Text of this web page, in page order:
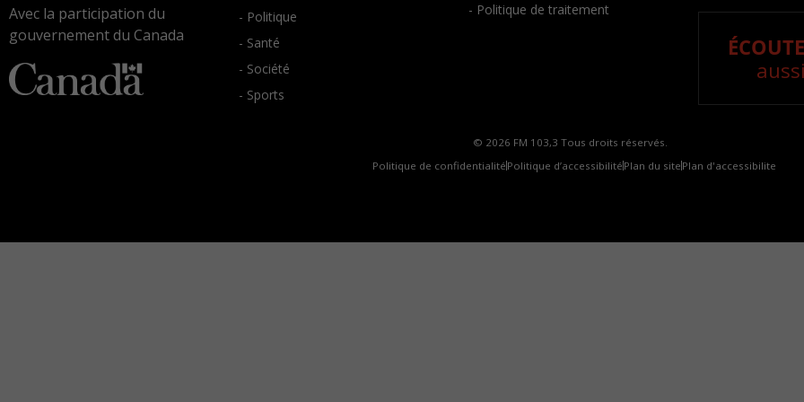
Avec la participation du
gouvernement du Canada
- Politique
- Santé
- Société
- Sports
- Politique de traitement
© 2026 FM 103,3 Tous droits réservés.
Politique de confidentialité Politique d’accessibilité Plan du site Plan d'accessibilite